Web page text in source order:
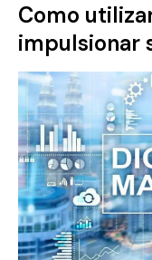
Como
impulsionar